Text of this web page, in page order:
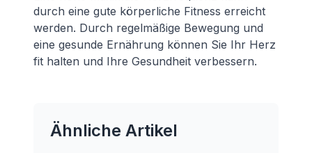
durch eine gute körperliche Fitness erreicht
werden. Durch regelmäßige Bewegung und
eine gesunde Ernährung können Sie Ihr Herz
fit halten und Ihre Gesundheit verbessern.
Ähnliche Artikel